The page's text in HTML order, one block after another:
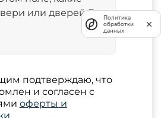
подтверждаю, что
и согласен с
оферты и
Политика
обработки
данных